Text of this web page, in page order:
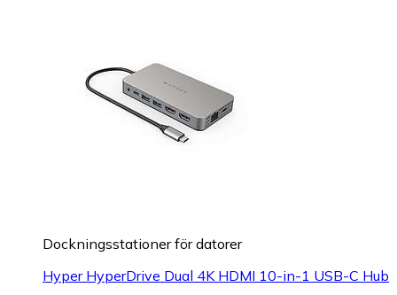
Dockningsstationer för datorer
Hyper HyperDrive Dual 4K HDMI 10-in-1 USB-C Hub